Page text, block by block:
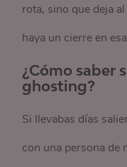
rota, sino que deja
haya un cierre en
¿Cómo saber
ghosting?
Si llevabas días
con una persona de